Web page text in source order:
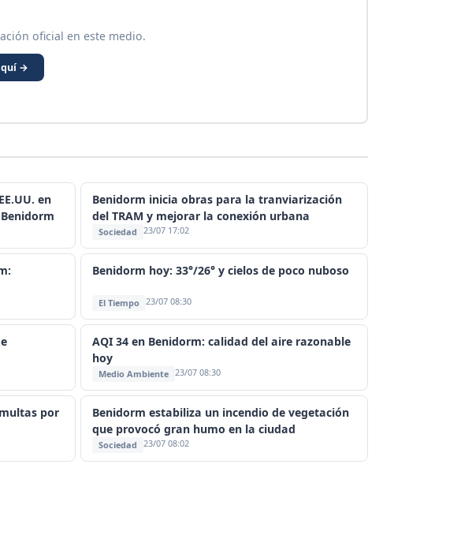
oficial en este medio.
→
en
Benidorm inicia obras para la tranviarización
del TRAM y mejorar la conexión urbana
Sociedad 23/07 17:02
Benidorm hoy: 33°/26° y cielos de poco nuboso
El Tiempo 23/07 08:30
AQI 34 en Benidorm: calidad del aire razonable
hoy
Medio Ambiente 23/07 08:30
por
Benidorm estabiliza un incendio de vegetación
que provocó gran humo en la ciudad
Sociedad 23/07 08:02